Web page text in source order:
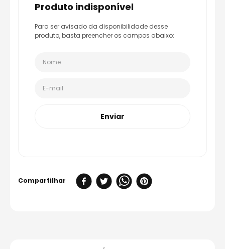
produto indisponível
Para ser avisado da disponibilidade desse
produto, basta preencher os campos abaixo:
Enviar